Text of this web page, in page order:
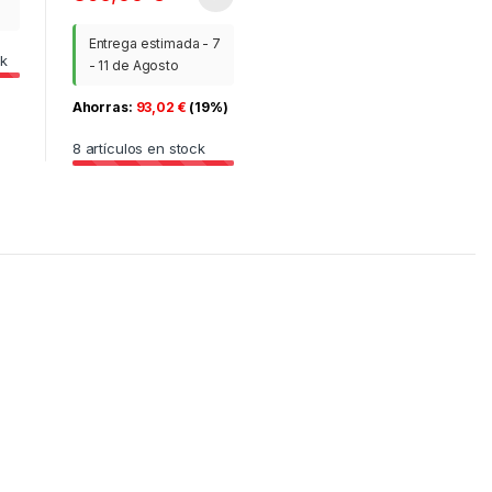
Entrega estimada - 7
- 11 de Agosto
Ahorras: 93,02 € (19%)
8 artículos en stock